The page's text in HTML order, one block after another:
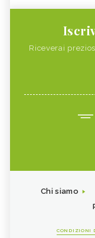
Riceverai
Chi siamo
CONDIZIONI